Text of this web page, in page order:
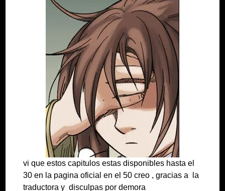
vi que estos capitulos estas disponibles hasta el
30 en la pagina oficial en el 50 creo , gracias a la
traductora y disculpas por demora